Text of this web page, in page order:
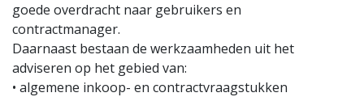
goede overdracht naar gebruikers en
contractmanager.
Daarnaast bestaan de werkzaamheden uit het
adviseren op het gebied van:
• algemene inkoop- en contractvraagstukken